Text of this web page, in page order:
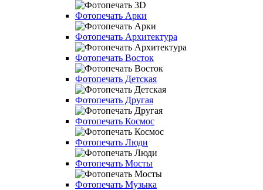
Фотопечать Арки
Фотопечать Архитектура
Фотопечать Восток
Фотопечать Детская
Фотопечать Другая
Фотопечать Космос
Фотопечать Люди
Фотопечать Мосты
Фотопечать Музыка